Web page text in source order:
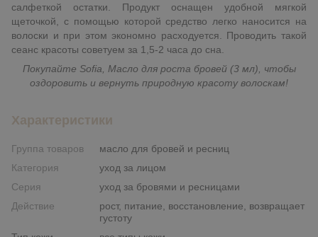
салфеткой остатки. Продукт оснащен удобной мягкой
щеточкой, с помощью которой средство легко наносится на
волоски и при этом экономно расходуется. Проводить такой
сеанс красоты советуем за 1,5-2 часа до сна.
Покупайте Sofia, Масло для роста бровей (3 мл), чтобы
оздоровить и вернуть природную красоту волоскам!
Характеристики
Группа товаров
масло для бровей и ресниц
Категория
уход за лицом
Серия
уход за бровями и ресницами
Действие
рост, питание, восстановление, возвращает
густоту